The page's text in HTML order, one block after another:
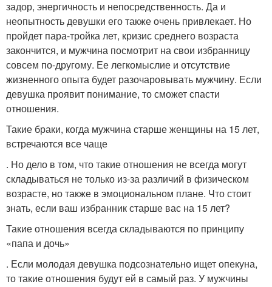
задор, энергичность и непосредственность. Да и
неопытность девушки его также очень привлекает. Но
пройдет пара-тройка лет, кризис среднего возраста
закончится, и мужчина посмотрит на свои избранницу
совсем по-другому. Ее легкомыслие и отсутствие
жизненного опыта будет разочаровывать мужчину. Если
девушка проявит понимание, то сможет спасти
отношения.
Такие браки, когда мужчина старше женщины на 15 лет,
встречаются все чаще
. Но дело в том, что такие отношения не всегда могут
складываться не только из-за различий в физическом
возрасте, но также в эмоциональном плане. Что стоит
знать, если ваш избранник старше вас на 15 лет?
Такие отношения всегда складываются по принципу
«папа и дочь»
. Если молодая девушка подсознательно ищет опекуна,
то такие отношения будут ей в самый раз. У мужчины